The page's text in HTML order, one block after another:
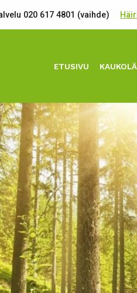
020 617 4801 (vaihde)
ETUSIVU